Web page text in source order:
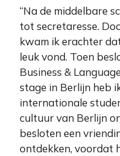
“Na de middelbare
tot secretaresse.
kwam ik erachter
leuk vond. Toen
Business &
stage in Berlijn heb
internationale
cultuur van Berlijn
besloten een
ontdekken, voordat